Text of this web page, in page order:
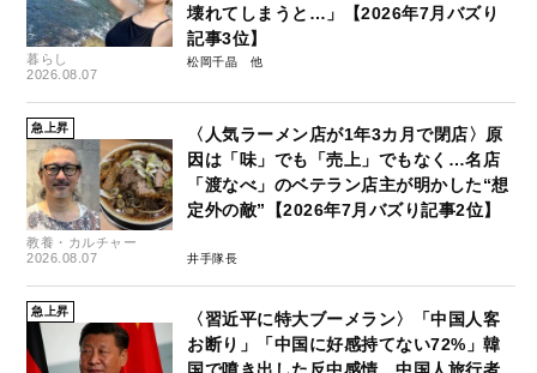
暮らし
2026.08.07
壊れてしまうと…」【2026年7月バズり
記事3位】
松岡千晶
急上昇
教養・カルチャー
2026.08.07
〈人気ラーメン店が1年3カ月で閉店〉原
因は「味」でも「売上」でもなく…名店
「渡なべ」のベテラン店主が明かした“想
定外の敵”【2026年7月バズり記事2位】
井手隊長
急上昇
〈習近平に特大ブーメラン〉「中国人客
お断り」「中国に好感持てない72%」韓
国で噴き出した反中感情…中国人旅行者